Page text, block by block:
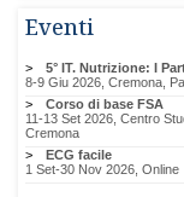
Eventi